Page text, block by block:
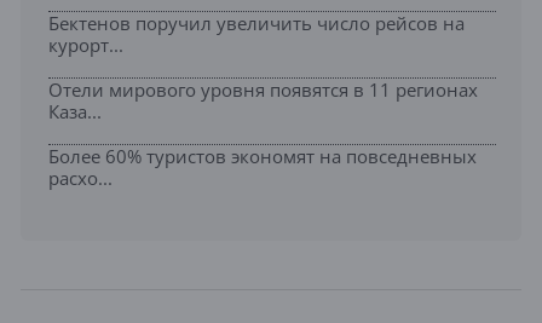
Бектенов поручил увеличить число рейсов на
курорт...
Отели мирового уровня появятся в 11 регионах
Каза...
Более 60% туристов экономят на повседневных
расхо...